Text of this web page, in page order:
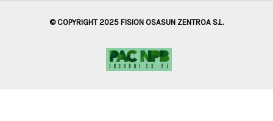
© COPYRIGHT 2025 FISION OSASUN ZENTROA S.L.